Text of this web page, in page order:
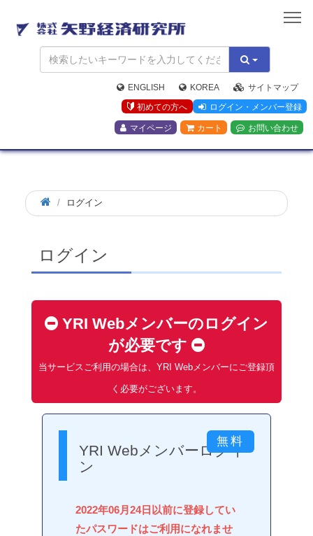
矢
野
経
済
研
究
所
ENGLISH KOREA
サイトマップ
初めての方へ
ログイン・メンバー登録
マイページ カート お問い合わせ
ログイン
ログイン
YRI Webメンバーのログイン
が必要です
当サービスご利用の場合は、YRI Webメンバーにご登録頂
く必要がございます。
YRI Webメンバーログイ
ン
2022年06月24日以前に登録してい
たパスワードはご利用になれませ